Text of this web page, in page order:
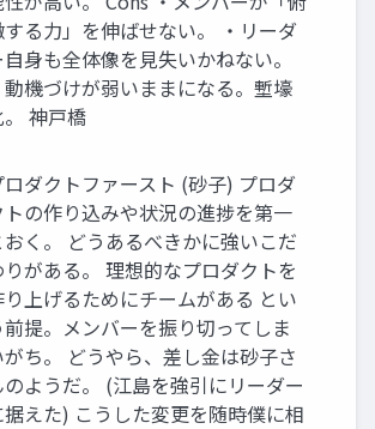
する⼒」を伸ばせない。 ・リーダ
⾃⾝も全体像を⾒失いかねない。
動機づけが弱いままになる。塹壕
神⼾橋
ロダクトファースト (砂⼦) プロダ
トの作り込みや状況の進捗を第⼀
おく。 どうあるべきかに強いこだ
りがある。 理想的なプロダクトを
上げるためにチームがある とい
前提。メンバーを振り切ってしま
がち。 どうやら、差し⾦は砂⼦さ
のようだ。 (江島を強引にリーダー
据えた) こうした変更を随時僕に相